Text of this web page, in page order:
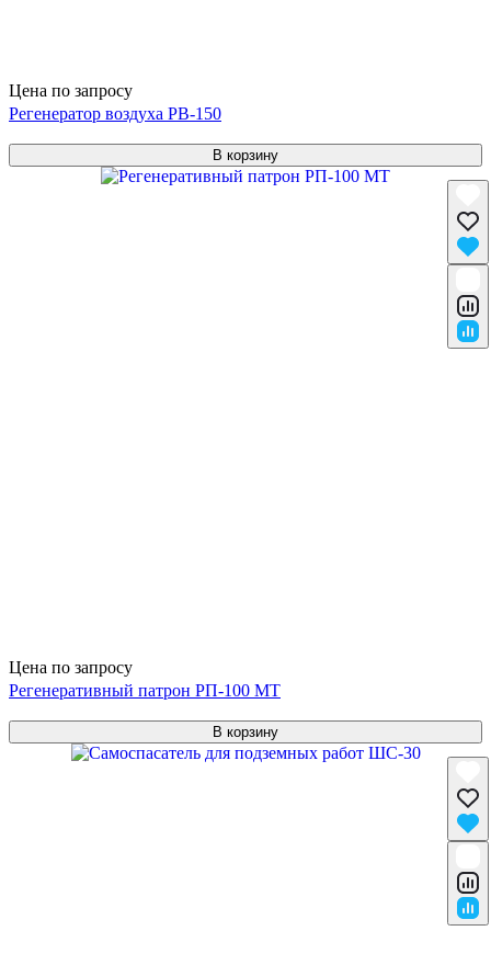
Цена по запросу
Регенератор воздуха РВ-150
В корзину
Цена по запросу
Регенеративный патрон РП-100 МТ
В корзину